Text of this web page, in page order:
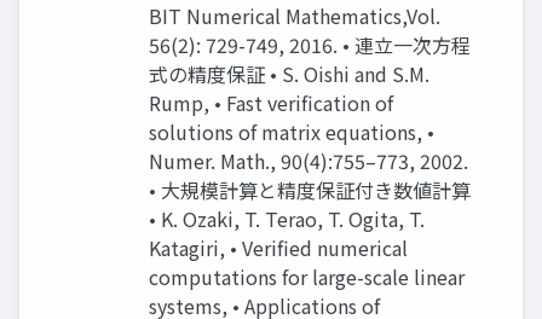
BIT Numerical Mathematics,Vol.
56(2): 729-749, 2016. • 連立一次方程
式の精度保証 • S. Oishi and S.M.
Rump, • Fast verification of
solutions of matrix equations, •
Numer. Math., 90(4):755–773, 2002.
• 大規模計算と精度保証付き数値計算
• K. Ozaki, T. Terao, T. Ogita, T.
Katagiri, • Verified numerical
computations for large-scale linear
systems, • Applications of